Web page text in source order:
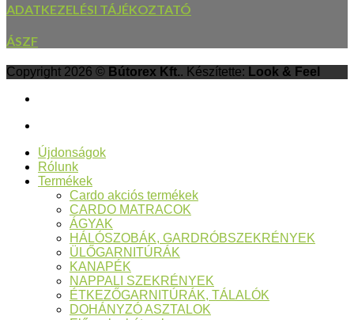
ADATKEZELÉSI TÁJÉKOZTATÓ
ÁSZF
Copyright 2026 © Bútorex Kft.. Készítette: Look & Feel
Újdonságok
Rólunk
Termékek
Cardo akciós termékek
CARDO MATRACOK
ÁGYAK
HÁLÓSZOBÁK, GARDRÓBSZEKRÉNYEK
ÜLŐGARNITÚRÁK
KANAPÉK
NAPPALI SZEKRÉNYEK
ÉTKEZŐGARNITÚRÁK, TÁLALÓK
DOHÁNYZÓ ASZTALOK